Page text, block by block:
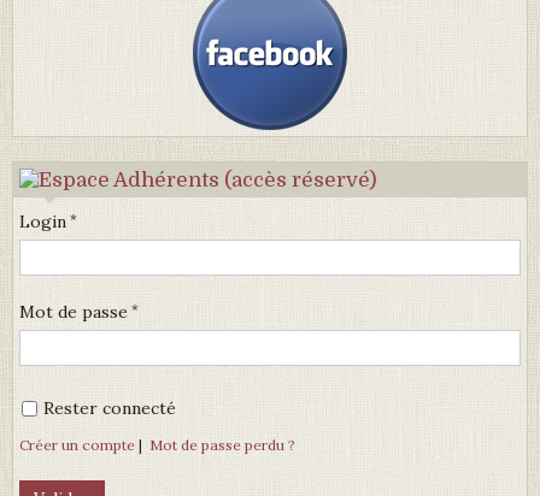
Login
Mot de passe
Rester connecté
Créer un compte | Mot de passe perdu ?